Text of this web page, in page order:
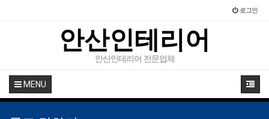
로그인
안산인테리어
안산인테리어 전문업체
MENU